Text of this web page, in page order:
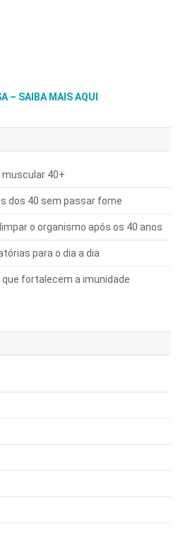
– SAIBA MAIS AQUI
40+
dos 40 sem passar fome
o organismo após os 40 anos
para o dia a dia
fortalecem a imunidade